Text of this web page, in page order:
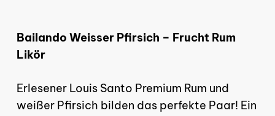
Bailando Weisser Pfirsich – Frucht Rum
Likör
Erlesener Louis Santo Premium Rum und
weißer Pfirsich bilden das perfekte Paar! Ein